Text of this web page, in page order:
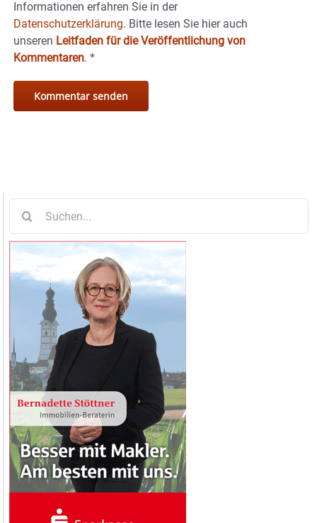
Informationen erfahren Sie in der
Datenschutzerklärung. Bitte lesen Sie hier auch
unseren Leitfaden für die Veröffentlichung von
Kommentaren. *
nach: